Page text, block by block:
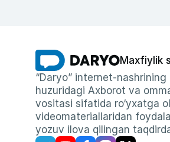
Maxfiylik
“Daryo” internet-
huzuridagi Axborot va
vositasi sifatida ro‘yxatga
videomateriallaridan
yozuv ilova qilingan taqdirda